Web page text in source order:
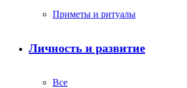
Приметы и ритуалы
Личность и развитие
Все